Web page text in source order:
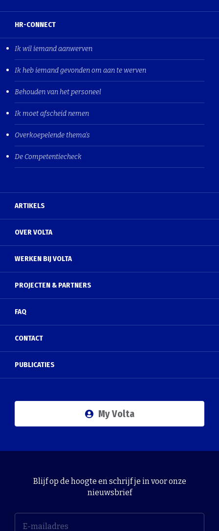
HR-CONNECT
Ik wil iemand aanwerven
Ik heb iemand gevonden om aan te werven
Behouden van het personeel
Ik moet afscheid nemen
Overkoepelende thema's
De Competentiecheck
ARTIKELS
OVER VOLTA
WERKEN BIJ VOLTA
PROJECTEN & PARTNERS
FAQ
CONTACT
PUBLICATIES
My Volta
Blijf op de hoogte en schrijf je in voor onze
nieuwsbrief